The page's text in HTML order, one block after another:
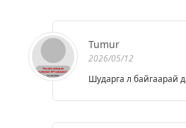
Tumur
2026/05/12
Шударга л байгаарай